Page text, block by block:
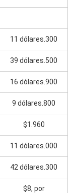
11 dólares.300
39 dólares.500
16 dólares.900
9 dólares.800
$1.960
11 dólares.000
42 dólares.300
$8, por